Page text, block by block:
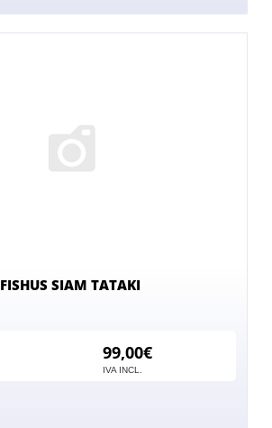
FISHUS SIAM TATAKI
99,00€
IVA INCL.